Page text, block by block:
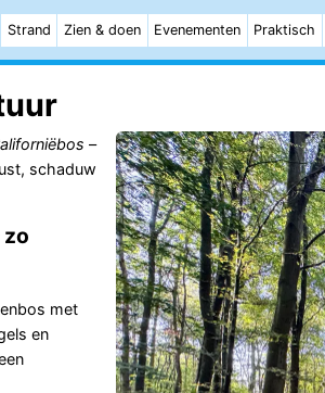
Strand Zien & doen Evenementen Praktisch
–
schaduw
zo
met
en